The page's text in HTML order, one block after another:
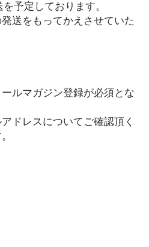
予定しております。
送をもってかえさせていた
ルマガジン登録が必須とな
ドレスについてご確認頂く